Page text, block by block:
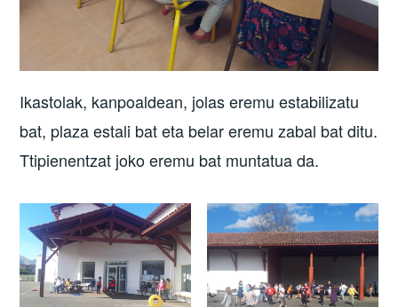
Ikastolak, kanpoaldean, jolas eremu estabilizatu
bat, plaza estali bat eta belar eremu zabal bat ditu.
Ttipienentzat joko eremu bat muntatua da.